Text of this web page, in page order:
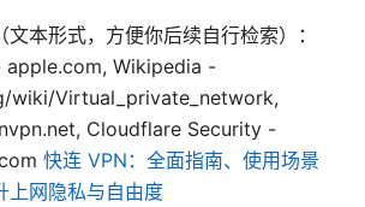
本形式，方便你后续自行检索）：
apple.com, Wikipedia -
wiki/Virtual_private_network,
Cloudflare Security -
快连 VPN：全面指南、使用场景
上网隐私与自由度